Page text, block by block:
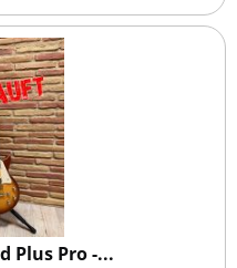
Plus Pro -...